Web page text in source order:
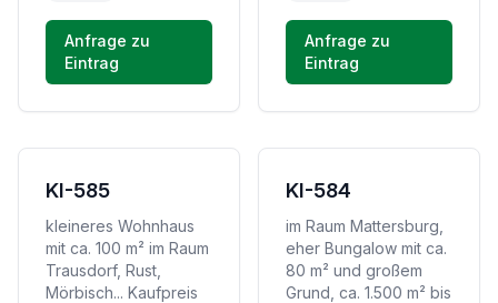
Anfrage zu
Eintrag
Anfrage zu
Eintrag
KI-585
kleineres Wohnhaus
mit ca. 100 m² im Raum
Trausdorf, Rust,
Mörbisch... Kaufpreis
KI-584
im Raum Mattersburg,
eher Bungalow mit ca.
80 m² und großem
Grund, ca. 1.500 m² bis